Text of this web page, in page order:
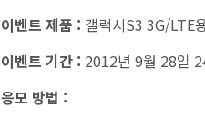
이벤트 제품 : 갤럭시S3 3G/LTE
이벤트 기간 : 2012년 9월 28일
응모 방법 :